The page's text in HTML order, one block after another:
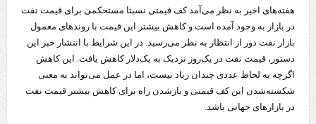
هفته‌های اخیر به نظر می‌‌آمد کف قیمتی نسبتا مستحکمی برای قیمت نفت
در بازار به وجود آمده است و کاهش بیشتر این قیمت با روندهای معمول
بازار نفت دور از انتظار به نظر می‌رسید. در این شرایط با انتشار خبر این
دستور، قیمت نفت در یک‌روز نزدیک به یک‌دلار کاهش یافت. این کاهش
اگرچه به لحاظ عددی چندان زیاد نیست، اما در عمل می‌تواند به معنی
شکسته‌شدن این کف قیمتی و بازشدن راه برای کاهش بیشتر قیمت نفت
در بازارهای جهانی باشد.